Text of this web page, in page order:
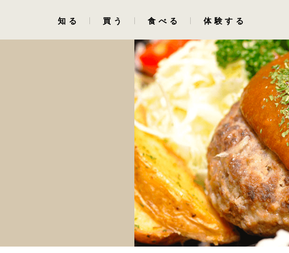
知る
相州牛・相州和牛とは
買う
NAKAGAWA298
公式ショップ
お祝い・ギフト
ふるさと納税
食べる
和牛屋 老舗肉卸問屋直営
NAKAGAWA298
体験する